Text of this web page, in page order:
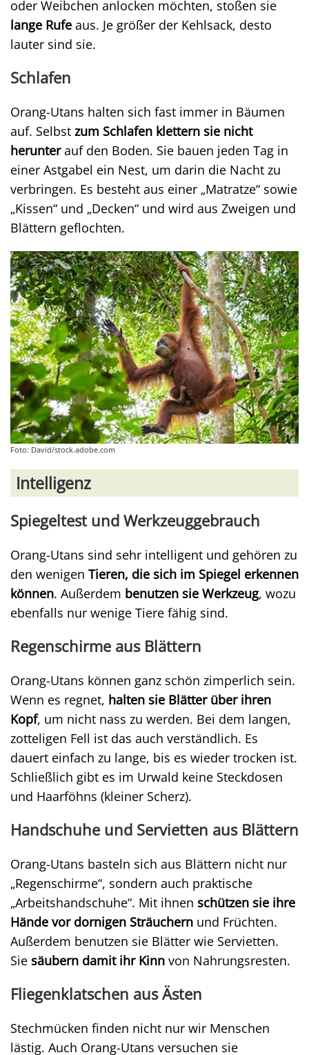
oder Weibchen anlocken möchten, stoßen sie
lange Rufe aus. Je größer der Kehlsack, desto
lauter sind sie.
Schlafen
Orang-Utans halten sich fast immer in Bäumen
auf. Selbst zum Schlafen klettern sie nicht
herunterauf den Boden. Sie bauen jeden Tag in
einer Astgabel ein Nest, um darin die Nacht zu
verbringen. Es besteht aus einer „Matratze“ sowie
„Kissen“ und „Decken“ und wird aus Zweigen und
Blättern geflochten.
Foto: David/stock.adobe.com
Intelligenz
Spiegeltest und Werkzeuggebrauch
Orang-Utans sind sehr intelligent und gehören zu
den wenigen Tieren, die sich im Spiegel erkennen
können. Außerdem benutzen sie Werkzeug, wozu
ebenfalls nur wenige Tiere fähig sind.
Regenschirme aus Blättern
Orang-Utans können ganz schön zimperlich sein.
Wenn es regnet, halten sie Blätter über ihren
Kopf, um nicht nass zu werden. Bei dem langen,
zotteligen Fell ist das auch verständlich. Es
dauert einfach zu lange, bis es wieder trocken ist.
Schließlich gibt es im Urwald keine Steckdosen
und Haarföhns (kleiner Scherz).
Handschuhe und Servietten aus Blättern
Orang-Utans basteln sich aus Blättern nicht nur
„Regenschirme“, sondern auch praktische
„Arbeitshandschuhe“. Mit ihnen schützen sie ihre
Hände vor dornigen Sträuchern und Früchten.
Außerdem benutzen sie Blätter wie Servietten.
Sie säubern damit ihr Kinn von Nahrungsresten.
Fliegenklatschen aus Ästen
Stechmücken finden nicht nur wir Menschen
lästig. Auch Orang-Utans versuchen sie